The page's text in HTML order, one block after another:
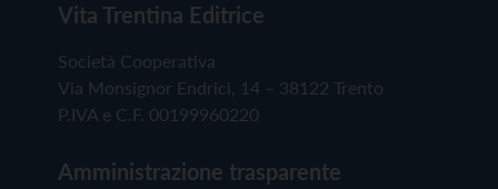
Vita Trentina Editrice
Società Cooperativa
Via Monsignor Endrici, 14 – 38122 Trento
P.IVA e C.F. 00199960220
Amministrazione trasparente